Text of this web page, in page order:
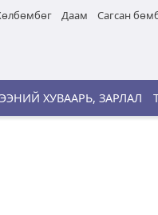
Даам Сагсан
ХУВААРЬ, ЗАРЛАЛ